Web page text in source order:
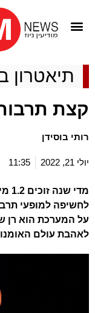
תיאטרון
קצת
רותי בוסידן
יולי 21, 2022 11:35
מדי
לחשיפה למופעי
על המערכת הוא רן
לאהבת עולם